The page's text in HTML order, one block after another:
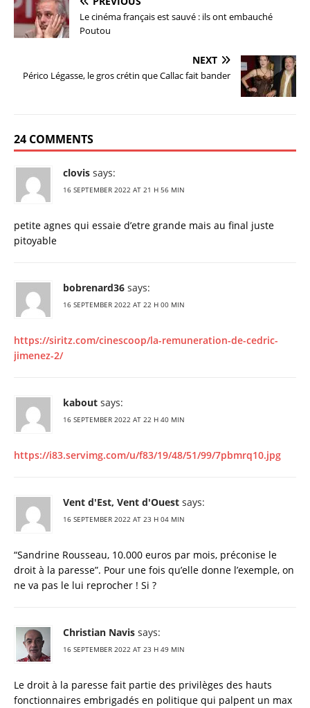
Le cinéma français est sauvé : ils ont embauché
Poutou
NEXT
Périco Légasse, le gros crétin que Callac fait bander
24 COMMENTS
clovis says:
16 SEPTEMBER 2022 AT 21 H 56 MIN
petite agnes qui essaie d’etre grande mais au final juste
pitoyable
bobrenard36 says:
16 SEPTEMBER 2022 AT 22 H 00 MIN
https://siritz.com/cinescoop/la-remuneration-de-cedric-
jimenez-2/
kabout says:
16 SEPTEMBER 2022 AT 22 H 40 MIN
https://i83.servimg.com/u/f83/19/48/51/99/7pbmrq10.jpg
Vent d'Est, Vent d'Ouest says:
16 SEPTEMBER 2022 AT 23 H 04 MIN
“Sandrine Rousseau, 10.000 euros par mois, préconise le
droit à la paresse”. Pour une fois qu’elle donne l’exemple, on
ne va pas le lui reprocher ! Si ?
Christian Navis says:
16 SEPTEMBER 2022 AT 23 H 49 MIN
Le droit à la paresse fait partie des privilèges des hauts
fonctionnaires embrigadés en politique qui palpent un max